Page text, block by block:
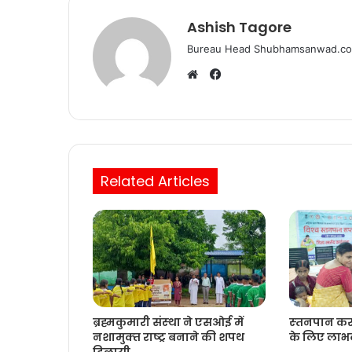
k
Ashish Tagore
Bureau Head
Facebook
Related Articles
ब्रह्मकुमारी संस्‍था ने एसओई में
नशामुक्‍त राष्‍ट्र बनाने की शपथ
स्‍तनपान
के लिए